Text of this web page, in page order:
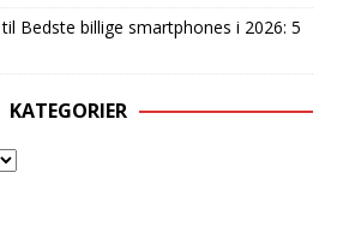
til Bedste billige smartphones i 2026: 5
KATEGORIER